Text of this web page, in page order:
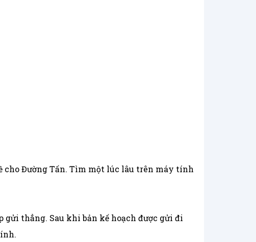
cho Đường Tấn. Tìm một lúc lâu trên máy tính
thẳng. Sau khi bản kế hoạch được gửi đi